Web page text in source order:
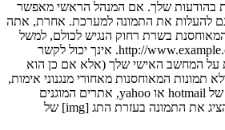
בהודעות שלך. אם המנהל הראשי מאפשר
גם להעלות את התמונה למערכת. אחרת, אתה
בשרת רחוק הנגיש לכולם, למשל
http://www.example.com/my-picture.gif. אינך יכול לקשר
על המחשב האישי שלך (אלא אם כן הוא
תמונות המאוחסנות מאחורי מנגנוני אימות,
למשל תיבות הדואר של hotmail או yahoo, אתרים המוגנים
בססמה, וכד'. כדי להציג את התמונה בעזרת התג [img] של